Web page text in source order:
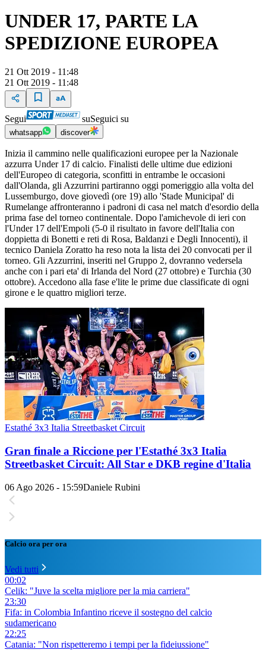
UNDER 17, PARTE LA
SPEDIZIONE EUROPEA
21 Ott 2019 - 11:48
21 Ott 2019 - 11:48
Segui suSeguici su
whatsapp discover
Inizia il cammino nelle qualificazioni europee per la Nazionale
azzurra Under 17 di calcio. Finalisti delle ultime due edizioni
dell'Europeo di categoria, sconfitti in entrambe le occasioni
dall'Olanda, gli Azzurrini partiranno oggi pomeriggio alla volta del
Lussemburgo, dove giovedì (ore 19) allo 'Stade Municipal' di
Rumelange affronteranno i padroni di casa nel match d'esordio della
prima fase del torneo continentale. Dopo l'amichevole di ieri con
l'Under 17 dell'Empoli (5-0 il risultato in favore dell'Italia con
doppietta di Bonetti e reti di Rosa, Baldanzi e Degli Innocenti), il
tecnico Daniela Zoratto ha reso nota la lista dei 20 convocati per il
torneo. Gli Azzurrini, inseriti nel Gruppo 2, dovranno vedersela
anche con i pari eta' di Irlanda del Nord (27 ottobre) e Turchia (30
ottobre). Accedono alla fase e'lite le prime due classificate di ogni
girone e le quattro migliori terze.
Estathé 3x3 Italia Streetbasket Circuit
Gran finale a Riccione per l'Estathé 3x3 Italia
Streetbasket Circuit: All Star e DKB regine d'Italia
06 Ago 2026 - 15:59Daniele Rubini
Calcio ora per ora
Vedi tutti
00:02
Celik: "Juve la scelta migliore per la mia carriera"
23:30
Fifa: in Colombia Infantino riceve il sostegno del calcio
sudamericano
22:25
Catania: "Non rispetteremo i tempi per la fideiussione"